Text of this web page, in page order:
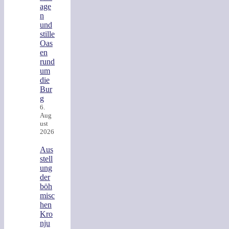
age
n
und
stille
Oas
en
rund
um
die
Bur
g
6.
Aug
ust
2026
Aus
stell
ung
der
böh
misc
hen
Kro
nju